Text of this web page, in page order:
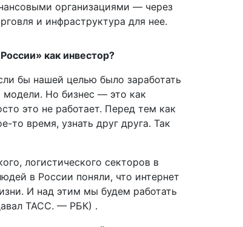
организациями — через
и инфраструктура для нее.
как инвестор?
бы нашей целью было заработать
Но бизнес — это как
это не работает. Перед тем как
то время, узнать друг друга. Так
логистического секторов в
в России поняли, что интернет
И над этим мы будем работать
ТАСС. — РБК) .